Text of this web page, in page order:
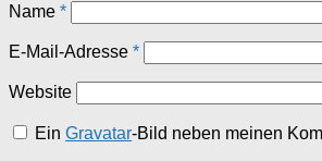
Name *
E-Mail-Adresse *
Website
EinGravatar-Bild neben meinen